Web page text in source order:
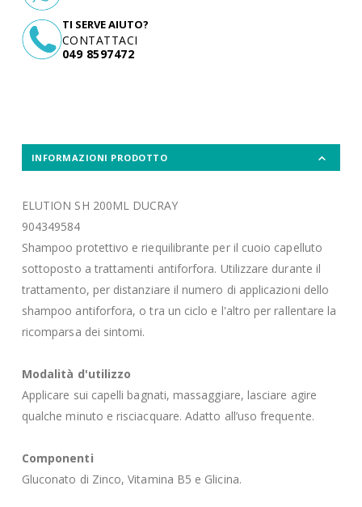
TI SERVE AIUTO?
CONTATTACI
049 8597472
INFORMAZIONI PRODOTTO
ELUTION SH 200ML DUCRAY
904349584
Shampoo protettivo e riequilibrante per il cuoio capelluto
sottoposto a trattamenti antiforfora. Utilizzare durante il
trattamento, per distanziare il numero di applicazioni dello
shampoo antiforfora, o tra un ciclo e l'altro per rallentare la
ricomparsa dei sintomi.
Modalità d'utilizzo
Applicare sui capelli bagnati, massaggiare, lasciare agire
qualche minuto e risciacquare. Adatto all’uso frequente.
Componenti
Gluconato di Zinco, Vitamina B5 e Glicina.